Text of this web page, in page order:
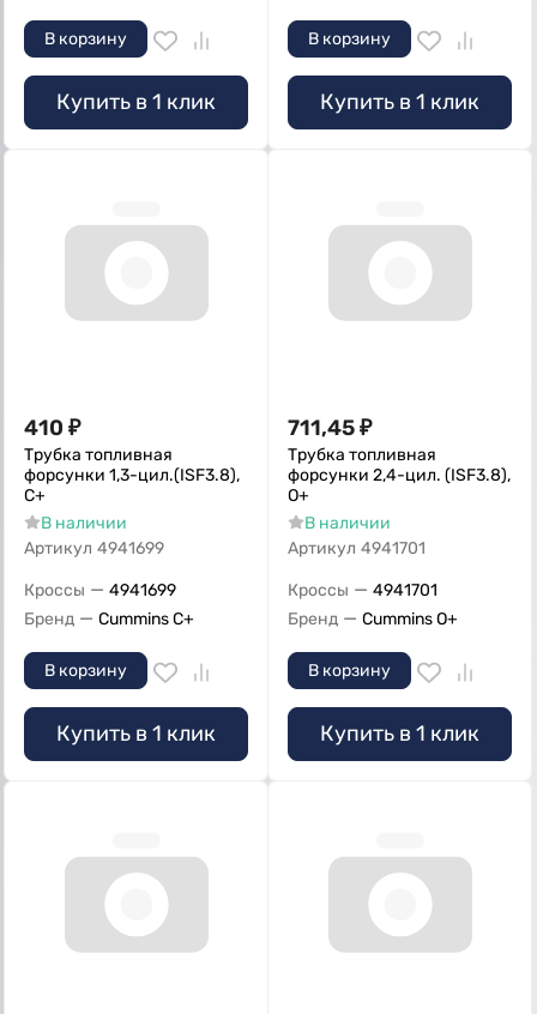
В корзину
Купить в 1 клик
В корзину
Купить в 1 клик
410 ₽
Трубка топливная
форсунки 1,3-цил.(ISF3.8),
С+
В наличии
Артикул 4941699
Кроссы — 4941699
Бренд — Cummins C+
В корзину
Купить в 1 клик
711,45₽
Трубка топливная
форсунки 2,4-цил. (ISF3.8),
О+
В наличии
Артикул 4941701
Кроссы — 4941701
Бренд — Cummins O+
В корзину
Купить в 1 клик